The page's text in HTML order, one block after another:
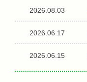
2026.08.03
2026.06.17
2026.06.15